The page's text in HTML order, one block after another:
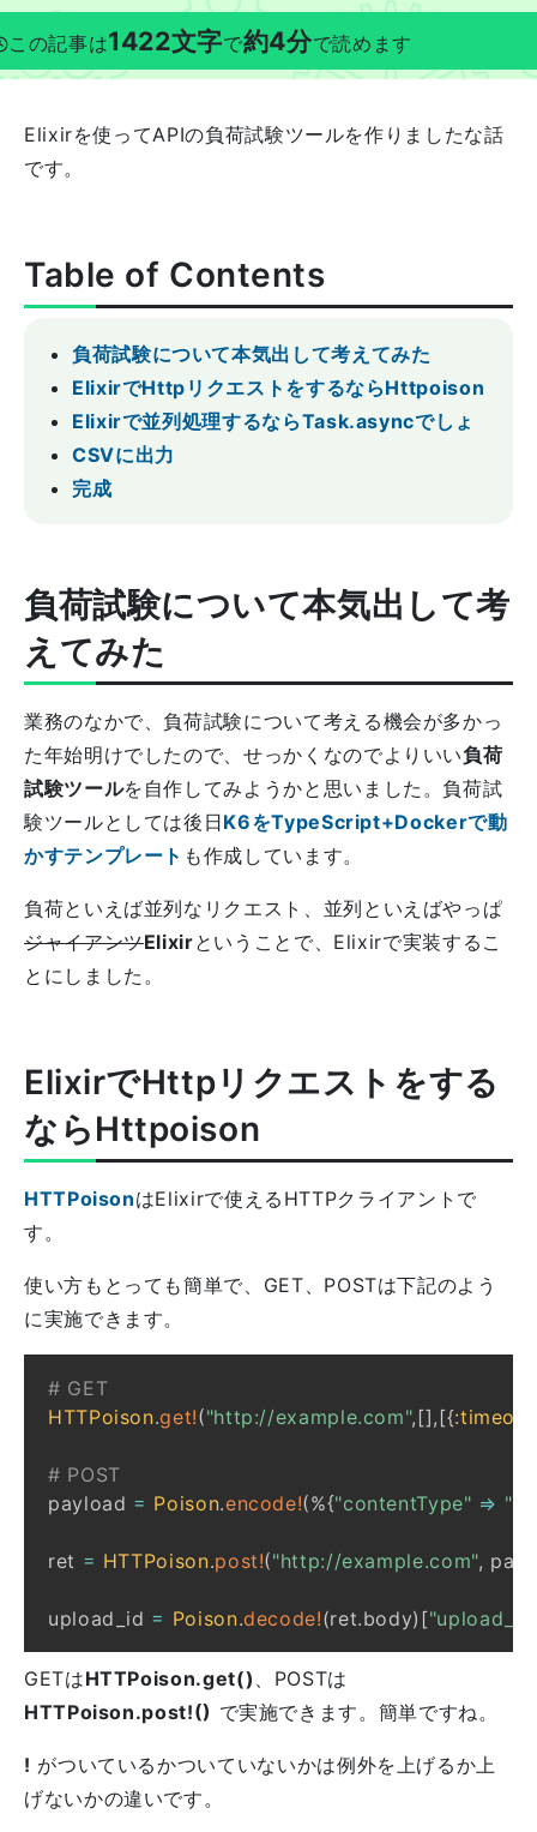
この記事は1422文字で約4分で読めます
Elixirを使ってAPIの負荷試験ツールを作りましたな話
です。
Table of Contents
負荷試験について本気出して考えてみた
ElixirでHttpリクエストをするならHttpoison
Elixirで並列処理するならTask.asyncでしょ
CSVに出力
完成
負荷試験について本気出して考
えてみた
業務のなかで、負荷試験について考える機会が多かっ
た年始明けでしたので、せっかくなのでよりいい負荷
試験ツールを自作してみようかと思いました。負荷試
験ツールとしては後日K6をTypeScript+Dockerで動
かすテンプレート も作成しています。
負荷といえば並列なリクエスト、並列といえばやっぱ
ジャイアンツElixirということで、Elixirで実装するこ
とにしました。
ElixirでHttpリクエストをする
ならHttpoison
HTTPoisonはElixirで使えるHTTPクライアントで
す。
使い方もとっても簡単で、GET、POSTは下記のよう
に実施できます。
# GET
HTTPoison.get!("http://example.com", [], [{:timeout
# POST
payload = Poison.encode!(%{"contentType" =>
ret = HTTPoison.post!("http://example.com",
upload_id = Poison.decode!(ret.body) [
GETはHTTPoison.get() 、POSTは
HTTPoison.post!() で実施できます。簡単ですね。
! がついているかついていないかは例外を上げるか上
げないかの違いです。